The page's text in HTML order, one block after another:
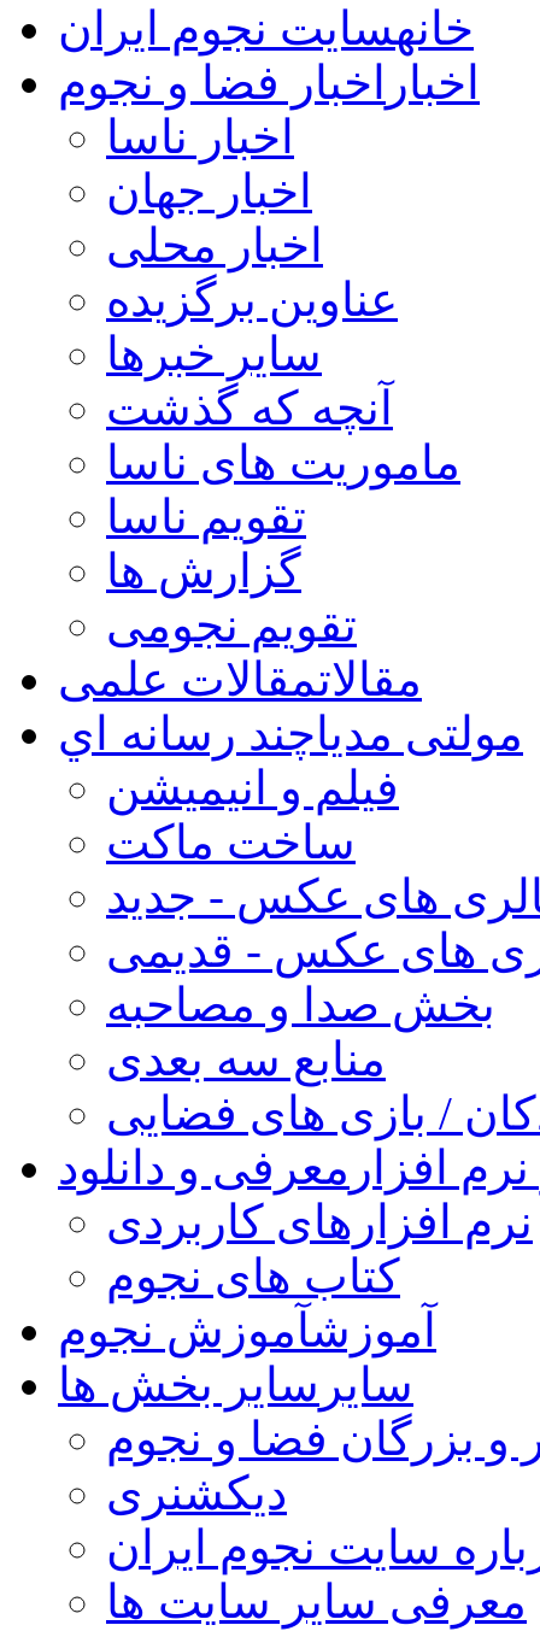
خانهسایت نجوم ایران
اخبار اخبار فضا و نجوم
اخبار ناسا
اخبار جهان
اخبار محلی
عناوین برگزیده
سایر خبرها
آنچه که گذشت
ماموریت های ناسا
تقویم ناسا
گزارش ها
تقویم نجومی
مقالاتمقالات علمی
مولتی مدیاچند رسانه اي
فیلم و انیمیشن
ساخت ماکت
های عکس - جدید
های عکس - قدیمی
بخش صدا و مصاحبه
منابع سه بعدی
/ بازی های فضایی
افزار معرفی و دانلود
نرم افزارهای کاربردی
کتاب های نجوم
آموزشآموزش نجوم
سایر سایر بخش ها
و بزرگان فضا و نجوم
دیکشنری
سایت نجوم ایران
معرفی سایر سایت ها